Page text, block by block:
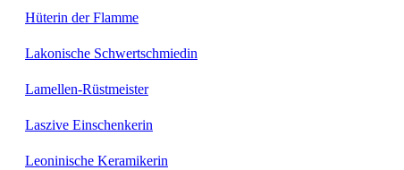
Hüterin der Flamme
Lakonische Schwertschmiedin
Lamellen-Rüstmeister
Laszive Einschenkerin
Leoninische Keramikerin